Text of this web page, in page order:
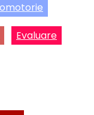
Evaluare